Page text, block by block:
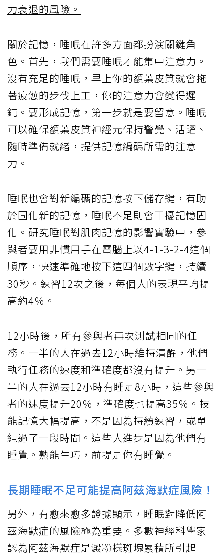
力衰退的風險。
關於記憶，睡眠在許多方面都扮演關鍵角
色。首先，我們需要睡眠才能集中注意力。
沒有充足的睡眠，早上你的額葉皮質就會拖
著疲憊的步伐上工，你的注意力會變得遲
鈍。要形成記憶，第一步就是要留意。睡眠
可以確保額葉皮質神經元保持警覺、活躍、
隨時準備就緒，提供記憶編碼所需的注意
力。
睡眠也會對新編碼的記憶按下儲存鍵，有助
於固化新的記憶，睡眠不足則會干擾記憶固
化。研究睡眠對肌肉記憶的影響實驗中，參
與者要用非慣用手在電腦上以4-1-3-2-4這個
順序，快速準確地按下這四個數字鍵，持續
30秒。練習12次之後，每個人的表現平均提
高約4％。
12小時後，所有參與者再次測試相同的任
務。一半的人在過去12小時維持清醒，他們
執行任務的速度和準確度都沒有提升。另一
半的人在過去12小時有睡足8小時，這些參與
者的速度提升20％，準確度也提高35％。技
能記憶大幅提高，不是因為持續練習，或單
純過了一段時間。這些人進步是因為他們有
睡覺。熟能生巧，前提是你有睡覺。
長期睡眠不足可能提高阿茲海默症風險！
另外，有愈來愈多證據顯示，睡眠對降低阿
茲海默症的風險極為重要。多數神經科學家
認為阿茲海默症是澱粉樣斑塊累積所引起